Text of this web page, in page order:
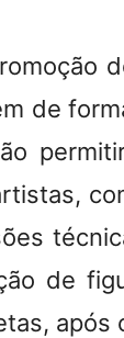
de
de
após